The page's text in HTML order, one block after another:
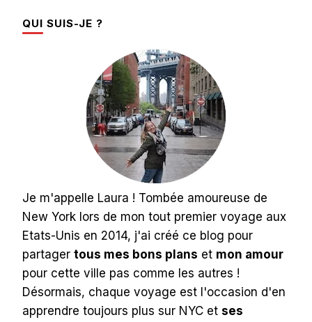
QUI SUIS-JE ?
Je m'appelle Laura ! Tombée amoureuse de
New York lors de mon tout premier voyage aux
Etats-Unis en 2014, j'ai créé ce blog pour
partager tous mes bons plans et mon amour
pour cette ville pas comme les autres !
Désormais, chaque voyage est l'occasion d'en
apprendre toujours plus sur NYC et ses